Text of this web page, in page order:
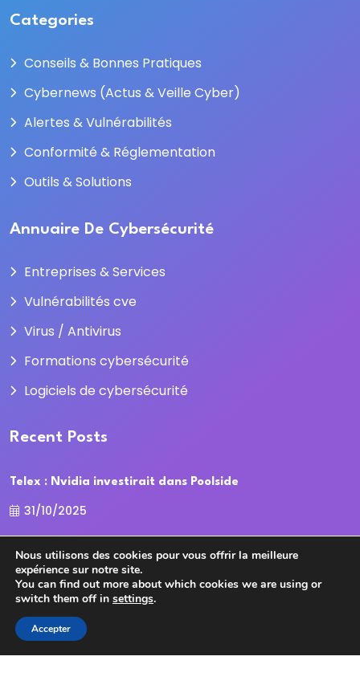
Categories
Conseils & Bonnes Pratiques
Cybernews (Actus & Veille Cyber)
Alertes & Vulnérabilités
Conformité & Réglementation
Outils & Solutions
Annuaire De Cybersécurité
Entreprises & Services
Vulnérabilités cve
Virus / Antivirus
Formations cybersécurité
Logiciels de cybersécurité
Recent Posts
Telex : Nvidia investirait dans Poolside
31/10/2025
La Cour des comptes recadre la
31/10/2025
Nous utilisons des cookies pour vous offrir la meilleure
expérience sur notre site.
You can find out more about which cookies we are using or
switch them off in settings.
Accepter